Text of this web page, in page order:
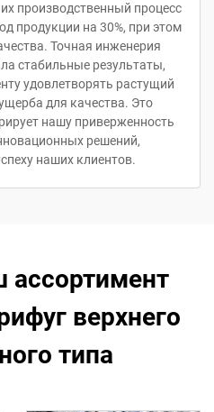
производственный процесс
продукции на 30%, при этом
Точная инженерия
стабильные результаты,
удовлетворять растущий
для качества. Это
нашу приверженность
решений,
наших клиентов.
ассортимент
верхнего
типа